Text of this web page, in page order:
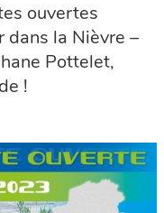
ouvertes
dans la Nièvre –
Pottelet,
!